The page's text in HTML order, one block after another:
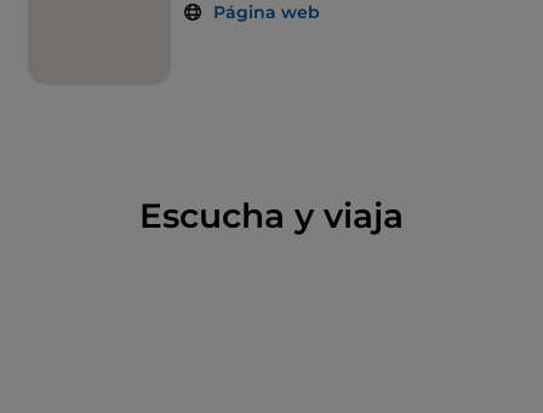
Página web
Escucha y viaja